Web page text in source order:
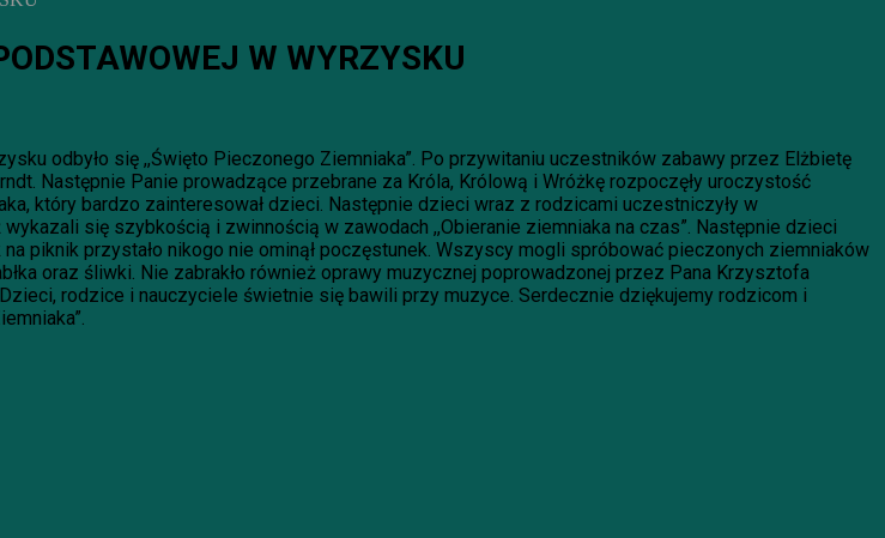
W WYRZYSKU
odbyło się ,,Święto Pieczonego Ziemniaka”. Po przywitaniu uczestników zabawy przez Elżbietę
Następnie Panie prowadzące przebrane za Króla, Królową i Wróżkę rozpoczęły uroczystość
który bardzo zainteresował dzieci. Następnie dzieci wraz z rodzicami uczestniczyły w
się szybkością i zwinnością w zawodach ,,Obieranie ziemniaka na czas”. Następnie dzieci
piknik przystało nikogo nie ominął poczęstunek. Wszyscy mogli spróbować pieczonych ziemniaków
oraz śliwki. Nie zabrakło również oprawy muzycznej poprowadzonej przez Pana Krzysztofa
rodzice i nauczyciele świetnie się bawili przy muzyce. Serdecznie dziękujemy rodzicom i